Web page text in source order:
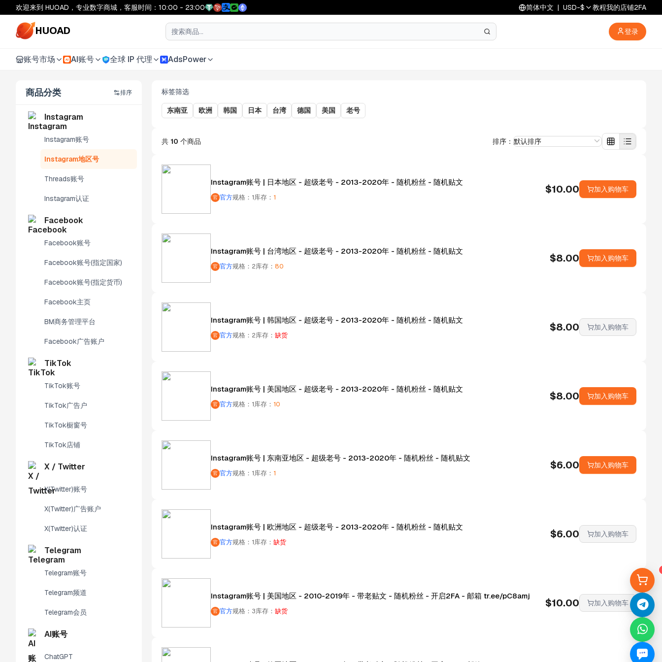
欢迎来到 HUOAD，专业数字商城，客服时间：10:00 - 23:00 简体中文 | USD-$ 教程我的店铺2FA
HUOAD 登录
账号市场 AI AI账号 全球 IP 代理 AdsPower
商品分类 排序
Instagram
Instagram账号
Instagram地区号
Threads账号
Instagram认证
Facebook
Facebook账号
Facebook账号(指定国家)
Facebook账号(指定货币)
Facebook主页
BM商务管理平台
Facebook广告账户
TikTok
TikTok账号
TikTok广告户
TikTok橱窗号
TikTok店铺
X / Twitter
X(Twitter)账号
X(Twitter)广告账户
X(Twitter)认证
Telegram
Telegram账号
Telegram频道
Telegram会员
AI账号
ChatGPT
标签筛选
东南亚 欧洲 韩国 日本 台湾 德国 美国 老号
共 10 个商品 排序： 默认排序
Instagram账号 | 日本地区 - 超级老号 - 2013-2020年 - 随机粉丝 - 随机贴文
官 官方规格 ： 1库存 ： 1
$10.00 加入购物车
Instagram账号 | 台湾地区 - 超级老号 - 2013-2020年 - 随机粉丝 - 随机贴文
官 官方规格 ： 2库存 ： 80
$8.00 加入购物车
Instagram账号 | 韩国地区 - 超级老号 - 2013-2020年 - 随机粉丝 - 随机贴文
官 官方规格 ： 2库存 ： 缺货
$8.00 加入购物车
Instagram账号 | 美国地区 - 超级老号 - 2013-2020年 - 随机粉丝 - 随机贴文
官 官方规格 ： 1库存 ： 10
$8.00 加入购物车
Instagram账号 | 东南亚地区 - 超级老号 - 2013-2020年 - 随机粉丝 - 随机贴文
官 官方规格 ： 1库存 ： 1
$6.00 加入购物车
Instagram账号 | 欧洲地区 - 超级老号 - 2013-2020年 - 随机粉丝 - 随机贴文
官 官方规格 ： 1库存 ： 缺货
$6.00 加入购物车
Instagram账号 | 美国地区 - 2010-2019年 - 带老贴文 - 随机粉丝 - 开启2FA - 邮箱 tr.ee/pC8amj
官 官方规格 ： 3库存 ： 缺货
$10.00 加入购物车